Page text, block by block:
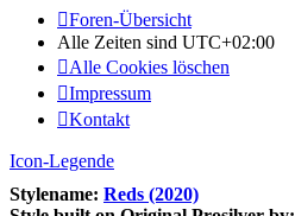
Foren-Übersicht
Alle Zeiten sind UTC+02:00
Alle Cookies löschen
Impressum
Kontakt
Icon-Legende
Stylename: Reds (2020)